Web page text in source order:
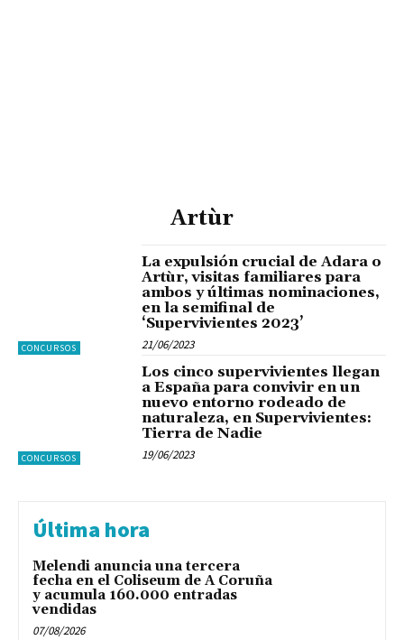
Artùr
CONCURSOS
La expulsión crucial de Adara o
Artùr, visitas familiares para
ambos y últimas nominaciones,
en la semifinal de
‘Supervivientes 2023’
21/06/2023
CONCURSOS
Los cinco supervivientes llegan
a España para convivir en un
nuevo entorno rodeado de
naturaleza, en Supervivientes:
Tierra de Nadie
19/06/2023
Última hora
Melendi anuncia una tercera
fecha en el Coliseum de A Coruña
y acumula 160.000 entradas
vendidas
07/08/2026